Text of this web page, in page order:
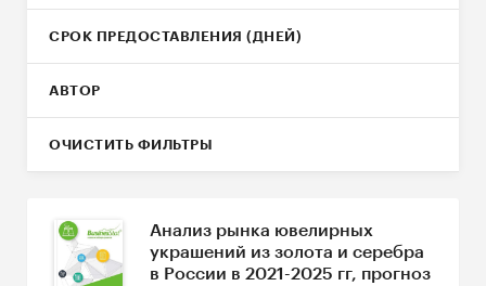
СРОК ПРЕДОСТАВЛЕНИЯ (ДНЕЙ)
АВТОР
ОЧИСТИТЬ ФИЛЬТРЫ
Анализ рынка ювелирных
украшений из золота и серебра
в России в 2021-2025 гг, прогноз